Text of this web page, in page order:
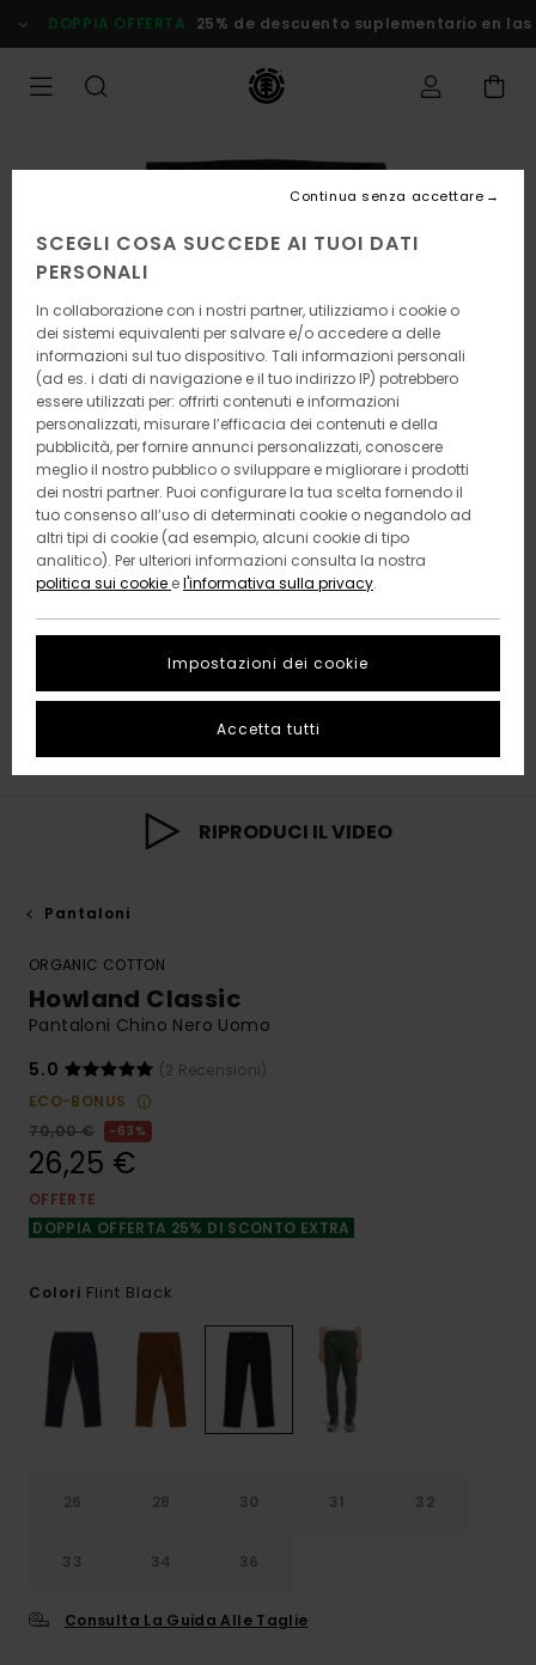
alle
informazioni
prodotto
DOPPIA OFFERTA 25% de descuento suplementario en las
RIPRODUCI IL VIDEO
Pantaloni
ORGANIC COTTON
Howland Classic
Pantaloni Chino Nero Uomo
5.0
(2 Recensioni)
ECO-BONUS
70,00 €
63%
26,25 €
OFFERTE
DOPPIA OFFERTA 25% DI SCONTO EXTRA
Colori Flint Black
26 28 30 31 32
33 34 36
Consulta La Guida Alle Taglie
SCEGLI COSA SUCCEDE AI TUOI DATI
PERSONALI
In collaborazione con i nostri partner, utilizziamo i cookie o
dei sistemi equivalenti per salvare e/o accedere a delle
informazioni sul tuo dispositivo. Tali informazioni personali
(ad es. i dati di navigazione e il tuo indirizzo IP) potrebbero
essere utilizzati per: offrirti contenuti e informazioni
personalizzati, misurare l’efficacia dei contenuti e della
pubblicità, per fornire annunci personalizzati, conoscere
meglio il nostro pubblico o sviluppare e migliorare i prodotti
dei nostri partner. Puoi configurare la tua scelta fornendo il
tuo consenso all’uso di determinati cookie o negandolo ad
altri tipi di cookie (ad esempio, alcuni cookie di tipo
analitico). Per ulteriori informazioni consulta la nostra
politica sui cookie el'informativa sulla privacy.
Impostazioni dei cookie
Continua senza accettare
Accetta tutti